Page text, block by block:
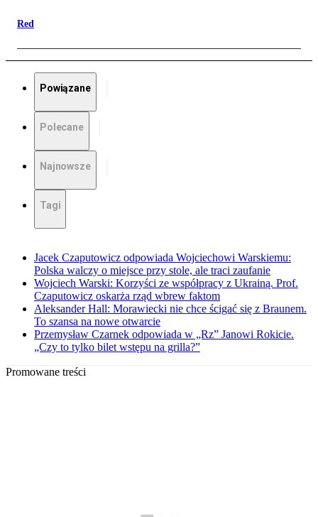
Red
Powiązane
Polecane
Najnowsze
Tagi
Jacek Czaputowicz odpowiada Wojciechowi Warskiemu:
Polska walczy o miejsce przy stole, ale traci zaufanie
Wojciech Warski: Korzyści ze współpracy z Ukrainą. Prof.
Czaputowicz oskarża rząd wbrew faktom
Aleksander Hall: Morawiecki nie chce ścigać się z Braunem.
To szansa na nowe otwarcie
Przemysław Czarnek odpowiada w „Rz” Janowi Rokicie.
„Czy to tylko bilet wstępu na grilla?”
Promowane treści